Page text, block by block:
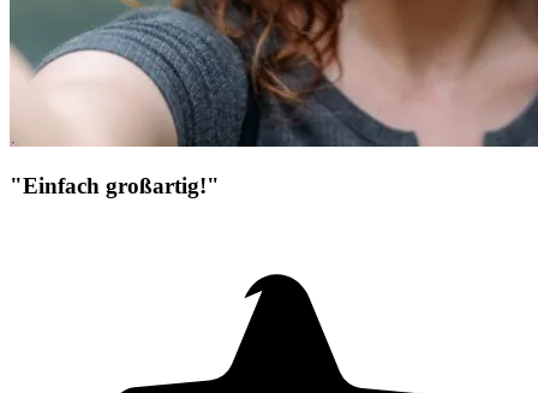
"Einfach großartig!"